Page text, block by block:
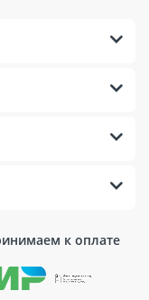
к оплате